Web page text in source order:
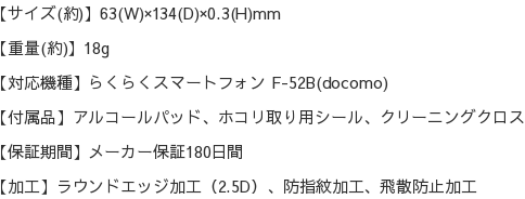
【サイズ(約)】63(W)×134(D)×0.3(H)mm
【重量(約)】18g
【対応機種】らくらくスマートフォン F-52B(docomo)
【付属品】アルコールパッド、ホコリ取り用シール、クリーニングクロス
【保証期間】メーカー保証180日間
【加工】ラウンドエッジ加工（2.5D）、防指紋加工、飛散防止加工